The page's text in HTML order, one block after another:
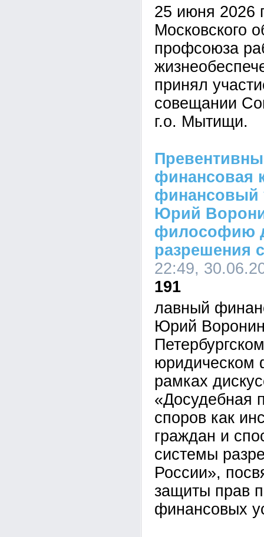
25 июня 2026
Московского
профсоюза
принял
совещании
г.о. Мытищи.
финансовая
финансовый
Юрий
философию
разрешения
22:49,
191
лавный
Юрий
рамках
«Досудебная
споров как
граждан и
системы
России»,
защиты прав
финансовых